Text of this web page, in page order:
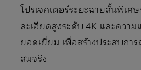
โปรเจคเตอร์ระยะฉายสั้นพิเศ
ละเอียดสูงระดับ 4K และควา
ยอดเยี่ยม เพื่อสร้างประสบกา
สมจริง